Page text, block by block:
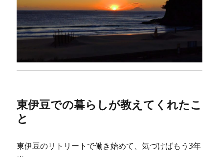
東伊豆での暮らしが教えてくれたこ
と
東伊豆のリトリートで働き始めて、気づけばもう3年